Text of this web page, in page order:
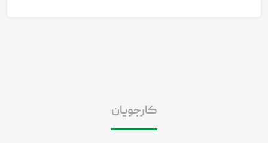
کارجویان